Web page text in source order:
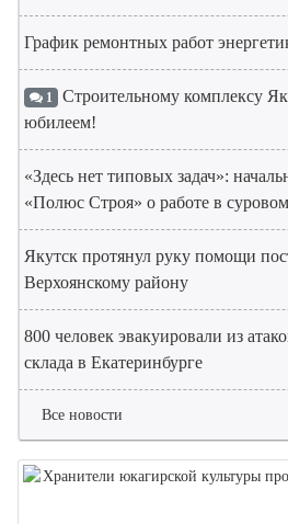
График ремонтных работ
1 Строительному комплексу
юбилеем!
«Здесь нет типовых задач»:
«Полюс Строя» о работе в
Якутск протянул руку помощи
Верхоянскому району
800 человек эвакуировали из
склада в Екатеринбурге
Все новости